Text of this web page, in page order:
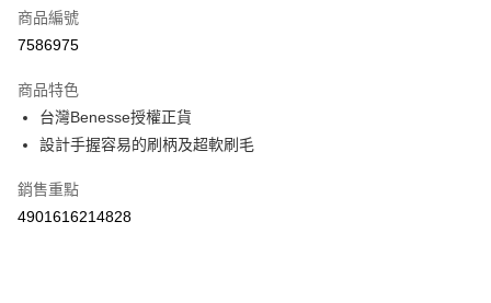
超商取貨付款
Apple Pay
街口支付
悠遊付
商品編號
7586975
商品特色
台灣Benesse授權正貨
設計手握容易的刷柄及超軟刷毛
銷售重點
4901616214828